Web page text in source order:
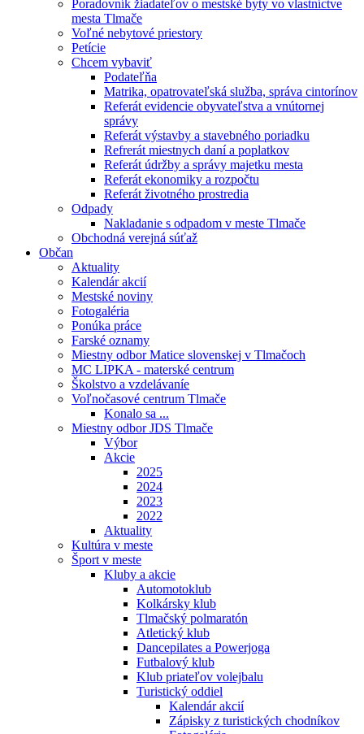
Poradovník žiadateľov o mestské byty vo vlastníctve
mesta Tlmače
Voľné nebytové priestory
Petície
Chcem vybaviť
Podateľňa
Matrika, opatrovateľská služba, správa cintorínov
Referát evidencie obyvateľstva a vnútornej
správy
Referát výstavby a stavebného poriadku
Refrerát miestnych daní a poplatkov
Referát údržby a správy majetku mesta
Referát ekonomiky a rozpočtu
Referát životného prostredia
Odpady
Nakladanie s odpadom v meste Tlmače
Obchodná verejná súťaž
Občan
Aktuality
Kalendár akcií
Mestské noviny
Fotogaléria
Ponúka práce
Farské oznamy
Miestny odbor Matice slovenskej v Tlmačoch
MC LIPKA - materské centrum
Školstvo a vzdelávaníe
Voľnočasové centrum Tlmače
Konalo sa ...
Miestny odbor JDS Tlmače
Výbor
Akcie
2025
2024
2023
2022
Aktuality
Kultúra v meste
Šport v meste
Kluby a akcie
Automotoklub
Kolkársky klub
Tlmačský polmaratón
Atletický klub
Dancepilates a Powerjoga
Futbalový klub
Klub priateľov volejbalu
Turistický oddiel
Kalendár akcií
Zápisky z turistických chodníkov